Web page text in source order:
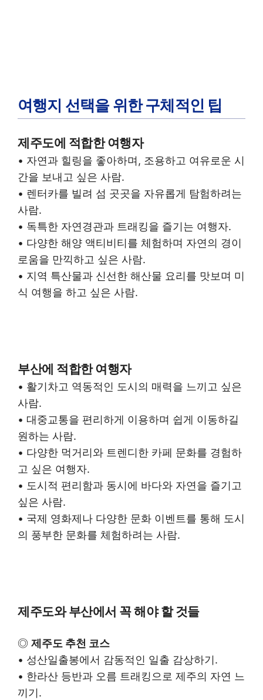
여행지 선택을 위한 구체적인 팁
제주도에 적합한 여행자
• 자연과 힐링을 좋아하며, 조용하고 여유로운 시
간을 보내고 싶은 사람.
• 렌터카를 빌려 섬 곳곳을 자유롭게 탐험하려는
사람.
• 독특한 자연경관과 트래킹을 즐기는 여행자.
• 다양한 해양 액티비티를 체험하며 자연의 경이
로움을 만끽하고 싶은 사람.
• 지역 특산물과 신선한 해산물 요리를 맛보며 미
식 여행을 하고 싶은 사람.
부산에 적합한 여행자
• 활기차고 역동적인 도시의 매력을 느끼고 싶은
사람.
• 대중교통을 편리하게 이용하며 쉽게 이동하길
원하는 사람.
• 다양한 먹거리와 트렌디한 카페 문화를 경험하
고 싶은 여행자.
• 도시적 편리함과 동시에 바다와 자연을 즐기고
싶은 사람.
• 국제 영화제나 다양한 문화 이벤트를 통해 도시
의 풍부한 문화를 체험하려는 사람.
제주도와 부산에서 꼭 해야 할 것들
◎ 제주도 추천 코스
• 성산일출봉에서 감동적인 일출 감상하기.
• 한라산 등반과 오름 트래킹으로 제주의 자연 느
끼기.